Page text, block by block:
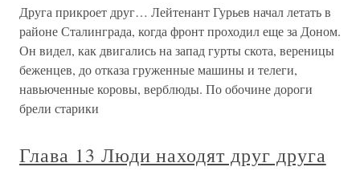
Друга прикроет друг… Лейтенант Гурьев начал летать в
районе Сталинграда, когда фронт проходил еще за Доном.
Он видел, как двигались на запад гурты скота, вереницы
беженцев, до отказа груженные машины и телеги,
навьюченные коровы, верблюды. По обочине дороги
брели старики
Глава 13 Люди находят друг друга